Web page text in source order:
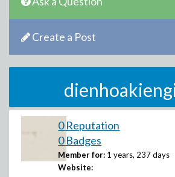
Create a Post
0 Reputation
0 Badges
Member for: 1 years, 237 days
Website: